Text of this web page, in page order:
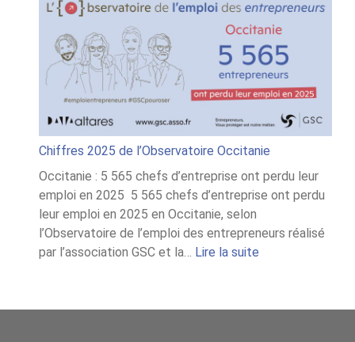
Chiffres 2025 de l’Observatoire Occitanie
Occitanie : 5 565 chefs d’entreprise ont perdu leur
emploi en 2025 5 565 chefs d’entreprise ont perdu
leur emploi en 2025 en Occitanie, selon
l’Observatoire de l’emploi des entrepreneurs réalisé
par l’association GSC et la… Lire la suite:
de